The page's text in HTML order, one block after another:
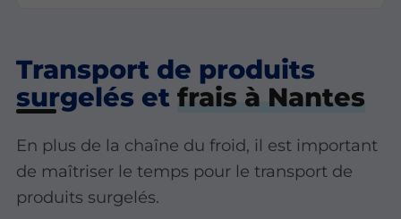
Transport de produits
surgelés etfrais à Nantes
En plus de la chaîne du froid, il est important
de maîtriser le temps pour le transport de
produits surgelés.